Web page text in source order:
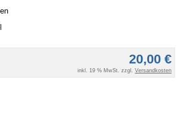
20,00 €
inkl. 19 % MwSt. zzgl. Versandkosten